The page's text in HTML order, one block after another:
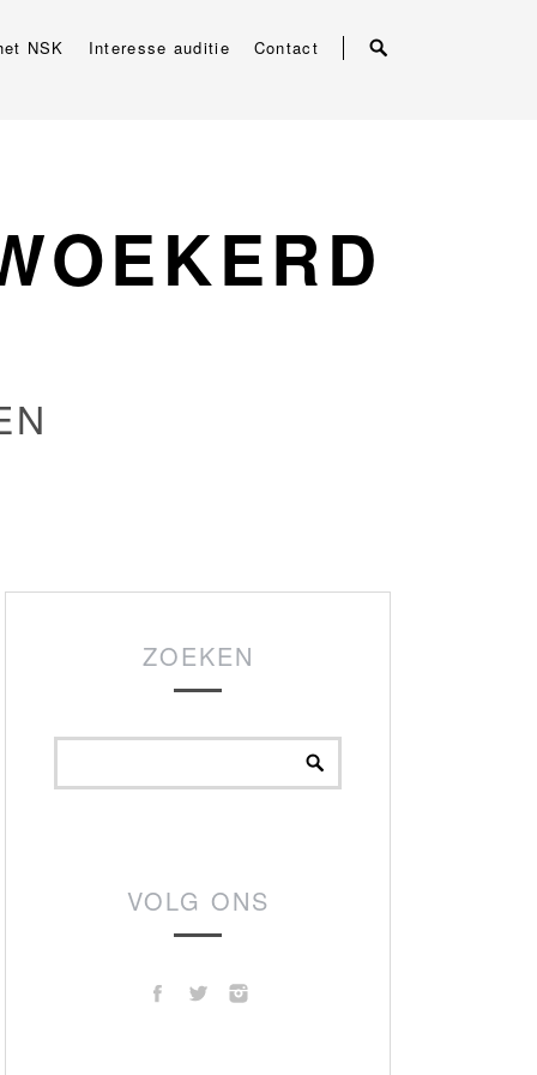
NSK Interesse auditie Contact
ZOEKEN
VOLG ONS